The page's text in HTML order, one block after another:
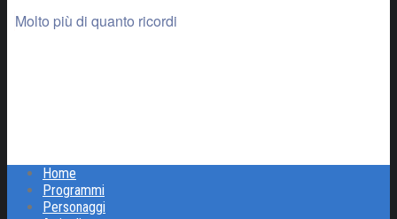
Molto più di quanto ricordi
Home
Programmi
Personaggi